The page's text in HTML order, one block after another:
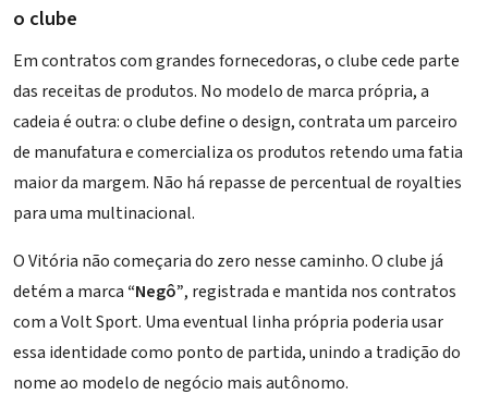
o clube
Em contratos com grandes fornecedoras, o clube cede parte
das receitas de produtos. No modelo de marca própria, a
cadeia é outra: o clube define o design, contrata um parceiro
de manufatura e comercializa os produtos retendo uma fatia
maior da margem. Não há repasse de percentual de royalties
para uma multinacional.
O Vitória não começaria do zero nesse caminho. O clube já
detém a marca “Negô”, registrada e mantida nos contratos
com a Volt Sport. Uma eventual linha própria poderia usar
essa identidade como ponto de partida, unindo a tradição do
nome ao modelo de negócio mais autônomo.